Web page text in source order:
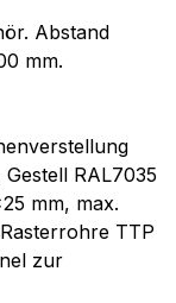
Abstand
mm.
RAL7035
mm, max.
TTP
zur